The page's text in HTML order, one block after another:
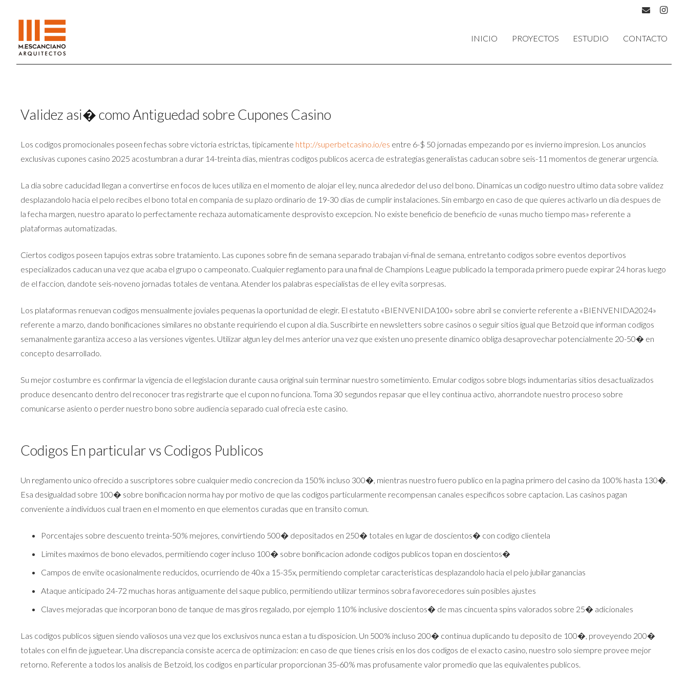
INICIO PROYECTOS ESTUDIO CONTACTO
Validez asi� como Antiguedad sobre Cupones Casino
Los codigos promocionales poseen fechas sobre victoria estrictas, tipicamente http://superbetcasino.io/es entre 6-$ 50 jornadas empezando por es invierno impresion. Los anuncios
exclusivas cupones casino 2025 acostumbran a durar 14-treinta dias, mientras codigos publicos acerca de estrategias generalistas caducan sobre seis-11 momentos de generar urgencia.
La dia sobre caducidad llegan a convertirse en focos de luces utiliza en el momento de alojar el ley, nunca alrededor del uso del bono. Dinamicas un codigo nuestro ultimo data sobre validez
desplazandolo hacia el pelo recibes el bono total en compania de su plazo ordinario de 19-30 dias de cumplir instalaciones. Sin embargo en caso de que quieres activarlo un dia despues de
la fecha margen, nuestro aparato lo perfectamente rechaza automaticamente desprovisto excepcion. No existe beneficio de beneficio de «unas mucho tiempo mas» referente a
plataformas automatizadas.
Ciertos codigos poseen tapujos extras sobre tratamiento. Las cupones sobre fin de semana separado trabajan vi-final de semana, entretanto codigos sobre eventos deportivos
especializados caducan una vez que acaba el grupo o campeonato. Cualquier reglamento para una final de Champions League publicado la temporada primero puede expirar 24 horas luego
de el faccion, dandote seis-noveno jornadas totales de ventana. Atender los palabras especialistas de el ley evita sorpresas.
Los plataformas renuevan codigos mensualmente joviales pequenas la oportunidad de elegir. El estatuto «BIENVENIDA100» sobre abril se convierte referente a «BIENVENIDA2024»
referente a marzo, dando bonificaciones similares no obstante requiriendo el cupon al dia. Suscribirte en newsletters sobre casinos o seguir sitios igual que Betzoid que informan codigos
semanalmente garantiza acceso a las versiones vigentes. Utilizar algun ley del mes anterior una vez que existen uno presente dinamico obliga desaprovechar potencialmente 20-50� en
concepto desarrollado.
Su mejor costumbre es confirmar la vigencia de el legislacion durante causa original suin terminar nuestro sometimiento. Emular codigos sobre blogs indumentarias sitios desactualizados
produce desencanto dentro del reconocer tras registrarte que el cupon no funciona. Toma 30 segundos repasar que el ley continua activo, ahorrandote nuestro proceso sobre
comunicarse asiento o perder nuestro bono sobre audiencia separado cual ofrecia este casino.
Codigos En particular vs Codigos Publicos
Un reglamento unico ofrecido a suscriptores sobre cualquier medio concrecion da 150% incluso 300�, mientras nuestro fuero publico en la pagina primero del casino da 100% hasta 130�.
Esa desigualdad sobre 100� sobre bonificacion norma hay por motivo de que las codigos particularmente recompensan canales especificos sobre captacion. Las casinos pagan
conveniente a individuos cual traen en el momento en que elementos curadas que en transito comun.
Porcentajes sobre descuento treinta-50% mejores, convirtiendo 500� depositados en 250� totales en lugar de doscientos� con codigo clientela
Limites maximos de bono elevados, permitiendo coger incluso 100� sobre bonificacion adonde codigos publicos topan en doscientos�
Campos de envite ocasionalmente reducidos, ocurriendo de 40x a 15-35x, permitiendo completar caracteristicas desplazandolo hacia el pelo jubilar ganancias
Ataque anticipado 24-72 muchas horas antiguamente del saque publico, permitiendo utilizar terminos sobra favorecedores suin posibles ajustes
Claves mejoradas que incorporan bono de tanque de mas giros regalado, por ejemplo 110% inclusive doscientos� de mas cincuenta spins valorados sobre 25� adicionales
Las codigos publicos siguen siendo valiosos una vez que los exclusivos nunca estan a tu disposicion. Un 500% incluso 200� continua duplicando tu deposito de 100�, proveyendo 200�
totales con el fin de juguetear. Una discrepancia consiste acerca de optimizacion: en caso de que tienes crisis en los dos codigos de el exacto casino, nuestro solo siempre provee mejor
retorno. Referente a todos los analisis de Betzoid, los codigos en particular proporcionan 35-60% mas profusamente valor promedio que las equivalentes publicos.